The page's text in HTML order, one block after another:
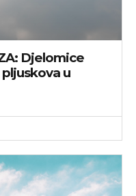
Djelomice
u